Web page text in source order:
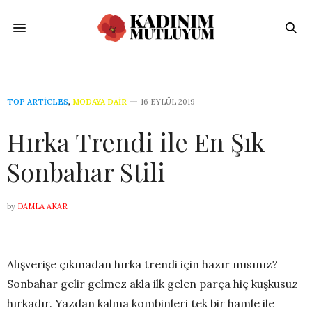
TOP ARTICLES, MODAYA DAIR 16 EYLÜL 2019
Hırka Trendi ile En Şık
Sonbahar Stili
by DAMLA AKAR
Alışverişe çıkmadan hırka trendi için hazır mısınız?
Sonbahar gelir gelmez akla ilk gelen parça hiç kuşkusuz
hırkadır. Yazdan kalma kombinleri tek bir hamle ile